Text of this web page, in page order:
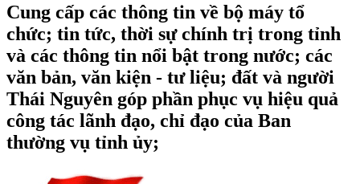
Cung cấp các thông tin về bộ máy tổ
chức; tin tức, thời sự chính trị trong tỉnh
và các thông tin nổi bật trong nước; các
văn bản, văn kiện - tư liệu; đất và người
Thái Nguyên góp phần phục vụ hiệu quả
công tác lãnh đạo, chỉ đạo của Ban
thường vụ tỉnh ủy;